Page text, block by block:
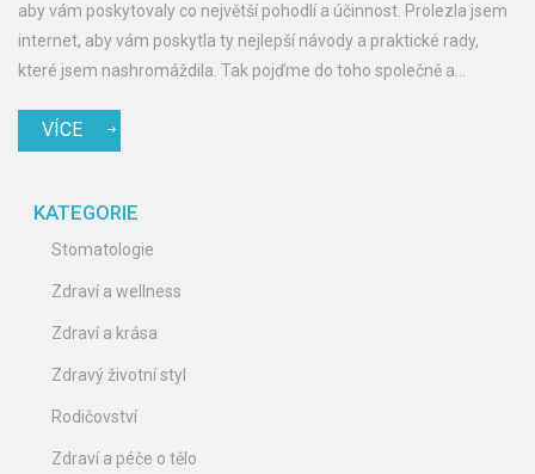
aby vám poskytovaly co největší pohodlí a účinnost. Prolezla jsem
internet, aby vám poskytla ty nejlepší návody a praktické rady,
které jsem nashromáždila. Tak pojďme do toho společně a
VÍCE
KATEGORIE
Stomatologie
Zdraví a wellness
Zdraví a krása
Zdravý životní styl
Rodičovství
Zdraví a péče o tělo